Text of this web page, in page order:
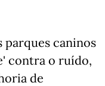
caninos
contra o ruído,
de